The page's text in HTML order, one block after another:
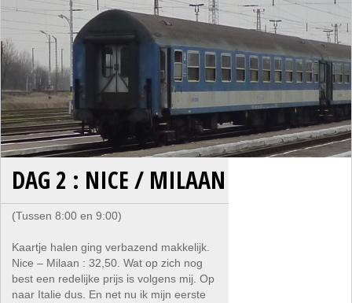
DAG 2 : NICE / MILAAN
(Tussen 8:00 en 9:00)
Kaartje halen ging verbazend makkelijk.
Nice – Milaan : 32,50. Wat op zich nog
best een redelijke prijs is volgens mij. Op
naar Italie dus. En net nu ik mijn eerste